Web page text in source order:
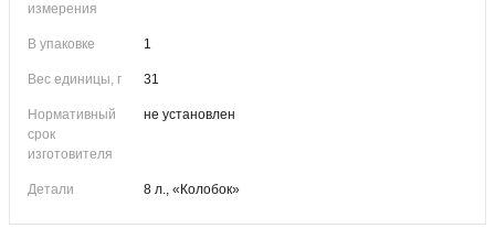
измерения
В упаковке 1
Вес единицы, г 31
Нормативный
срок
изготовителя
не установлен
Детали 8 л., «Колобок»